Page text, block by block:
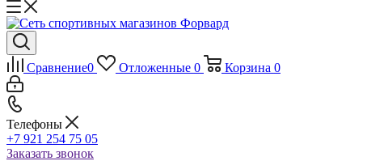
Сравнение0 Отложенные 0 Корзина 0
Телефоны
+7 921 254 75 05
Заказать звонок